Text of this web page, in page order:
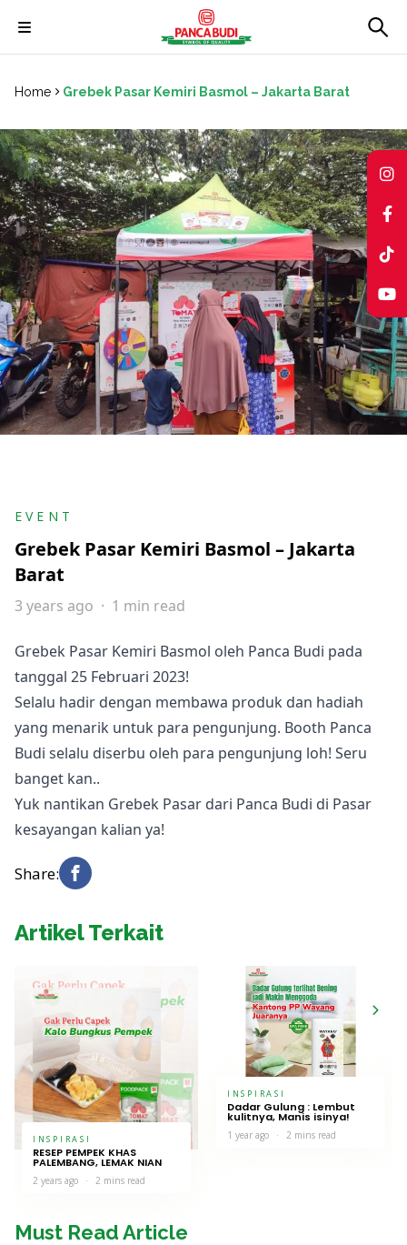
Home Grebek Pasar Kemiri Basmol – Jakarta Barat
EVENT
Grebek Pasar Kemiri Basmol – Jakarta
Barat
3 years ago 1 min read
Grebek Pasar Kemiri Basmol oleh Panca Budi pada
tanggal 25 Februari 2023!
Selalu hadir dengan membawa produk dan hadiah
yang menarik untuk para pengunjung. Booth Panca
Budi selalu diserbu oleh para pengunjung loh! Seru
banget kan..
Yuk nantikan Grebek Pasar dari Panca Budi di Pasar
kesayangan kalian ya!
Share:
Artikel Terkait
INSPIRASI
RESEP PEMPEK KHAS
PALEMBANG, LEMAK NIAN
2 years ago 2 mins read
INSPIRASI
Dadar Gulung : Lembut
kulitnya, Manis isinya!
1 year ago 2 mins read
Must Read Article